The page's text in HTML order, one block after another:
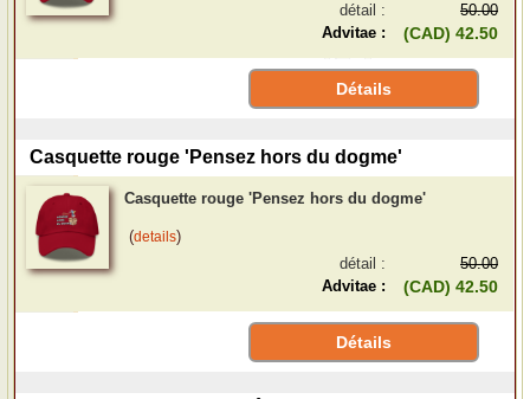
détail :
50.00
Advitae :
(CAD) 42.50
Détails
Casquette rouge 'Pensez hors du dogme'
Casquette rouge 'Pensez hors du dogme'
(details)
détail :
50.00
Advitae :
(CAD) 42.50
Détails